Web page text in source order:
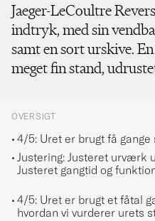
Jaeger-LeCoultre
indtryk, med sin
samt en sort urskive.
meget fin stand,
OVERSIGT
4/5: Uret er brugt få gange
Justering: Justeret urværk
Justeret gangtid og
4/5: Uret er brugt et fåtal
hvordan vi vurderer urets